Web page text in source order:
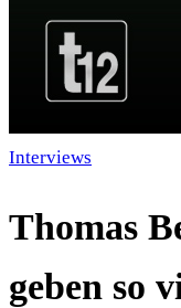
Interviews
Thomas
geben so